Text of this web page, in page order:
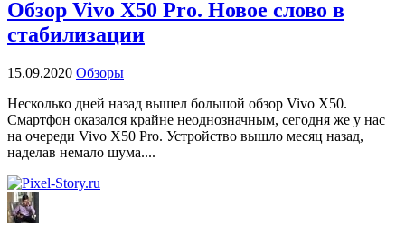
Обзор Vivo X50 Pro. Новое слово в
стабилизации
15.09.2020 Обзоры
Несколько дней назад вышел большой обзор Vivo X50.
Смартфон оказался крайне неоднозначным, сегодня же у нас
на очереди Vivo X50 Pro. Устройство вышло месяц назад,
наделав немало шума....